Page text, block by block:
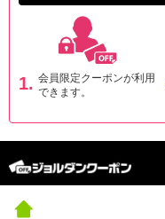
1. 会員限定クーポンが利用
できます。